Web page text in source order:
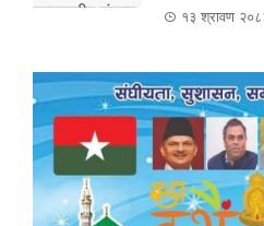
१३ श्रावण